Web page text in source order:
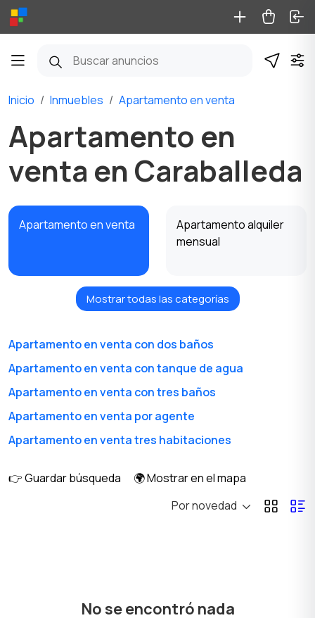
Inicio Inmuebles Apartamento en venta
Apartamento en
venta en Caraballeda
Apartamento en venta
Apartamento alquiler
mensual
Apartamento alquiler
Casa en venta
Casa alquiler mensual Casa alquiler diario
Mostrar todas las categorías
Apartamento en venta con dos baños
Apartamento en venta con tanque de agua
Apartamento en venta con tres baños
Apartamento en venta por agente
Apartamento en venta tres habitaciones
👉 Guardar búsqueda
🌍 Mostrar en el mapa
Por novedad
No se encontró nada